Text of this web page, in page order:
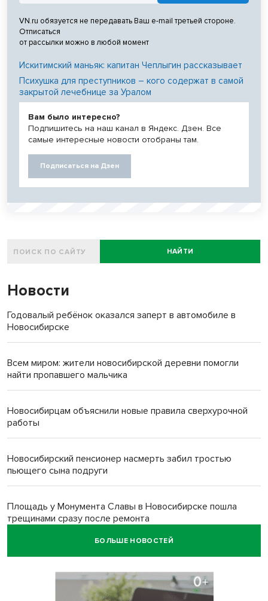
VN.ru обязуется не передавать Ваш e-mail третьей стороне.
Отписаться
от рассылки можно в любой момент
Искитимский маньяк: капитан Чеплыгин рассказывает
Психушка для преступников – кого содержат в самой
закрытой лечебнице за Уралом
Вам было интересно?
Подпишитесь на наш канал в Яндекс. Дзен. Все
самые интересные новости отобраны там.
Подписаться на Дзен
НАЙТИ
Новости
Годовалый ребёнок оказался заперт в автомобиле в
Новосибирске
Всем миром: жители новосибирской деревни помогли
найти пропавшего мальчика
Новосибирцам объяснили новые правила сверхурочной
работы
Новосибирский пенсионер насмерть забил тростью
пьющего сына подруги
Площадь у Монумента Славы в Новосибирске пошла
трещинами сразу после ремонта
БОЛЬШЕ НОВОСТЕЙ